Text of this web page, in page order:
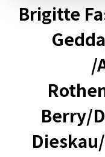
Brigitte
/
Berry/